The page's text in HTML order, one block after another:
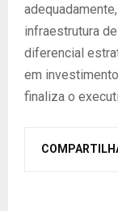
infraestrutura
diferencial
em
finaliza o